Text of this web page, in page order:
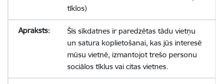
tīklos)
Šīs sīkdatnes ir paredzētas tādu vietņu
un satura koplietošanai, kas jūs interesē
mūsu vietnē, izmantojot trešo personu
sociālos tīklus vai citas vietnes.